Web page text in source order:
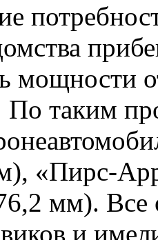
мощности
По таким
«Пирс-
мм). Все
и